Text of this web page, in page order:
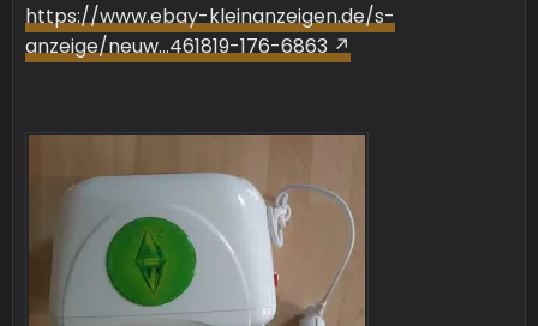
https://www.ebay-kleinanzeigen.de/s-
anzeige/neuw…461819-176-6863